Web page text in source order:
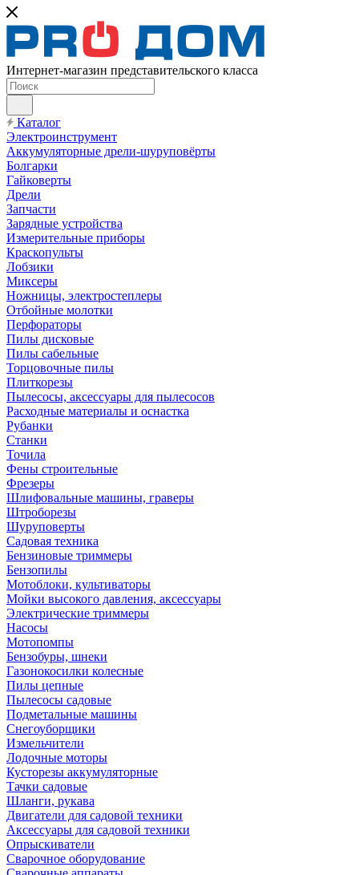
Интернет-магазин представительского класса
Каталог
Электроинструмент
Аккумуляторные дрели-шуруповёрты
Болгарки
Гайковерты
Дрели
Запчасти
Зарядные устройства
Измерительные приборы
Краскопульты
Лобзики
Миксеры
Ножницы, электростеплеры
Отбойные молотки
Перфораторы
Пилы дисковые
Пилы сабельные
Торцовочные пилы
Плиткорезы
Пылесосы, аксессуары для пылесосов
Расходные материалы и оснастка
Рубанки
Станки
Точила
Фены строительные
Фрезеры
Шлифовальные машины, граверы
Штроборезы
Шуруповерты
Садовая техника
Бензиновые триммеры
Бензопилы
Мотоблоки, культиваторы
Мойки высокого давления, аксессуары
Электрические триммеры
Насосы
Мотопомпы
Бензобуры, шнеки
Газонокосилки колесные
Пилы цепные
Пылесосы садовые
Подметальные машины
Снегоуборщики
Измельчители
Лодочные моторы
Кусторезы аккумуляторные
Тачки садовые
Шланги, рукава
Двигатели для садовой техники
Аксессуары для садовой техники
Опрыскиватели
Сварочное оборудование